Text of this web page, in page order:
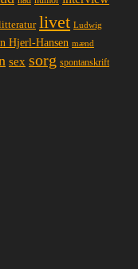
livet Ludwig
Hjerl-Hansen mænd
sex sorg spontanskrift